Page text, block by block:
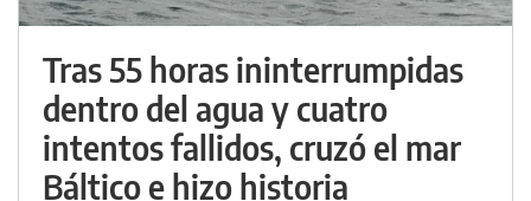
Tras 55 horas ininterrumpidas
dentro del agua y cuatro
intentos fallidos, cruzó el mar
Báltico e hizo historia